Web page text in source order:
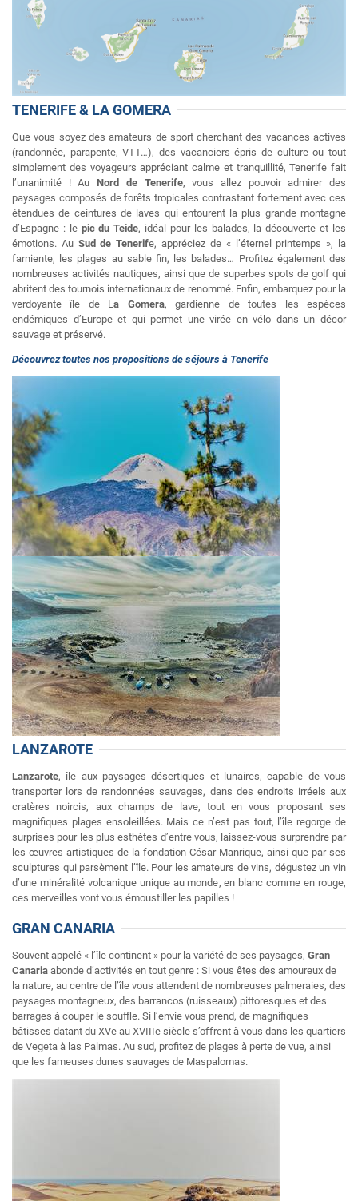
ACCES PRO
TENERIFE & LA GOMERA
Que vous soyez des amateurs de sport cherchant des vacances actives
(randonnée, parapente, VTT…), des vacanciers épris de culture ou tout
simplement des voyageurs appréciant calme et tranquillité, Tenerife fait
l’unanimité ! AuNord de Tenerife, vous allez pouvoir admirer des
paysages composés de forêts tropicales contrastant fortement avec ces
étendues de ceintures de laves qui entourent la plus grande montagne
d’Espagne : lepic du Teide, idéal pour les balades, la découverte et les
émotions. Au Sud de Tenerife, appréciez de « l’éternel printemps », la
farniente, les plages au sable fin, les balades… Profitez également des
nombreuses activités nautiques, ainsi que de superbes spots de golf qui
abritent des tournois internationaux de renommé. Enfin, embarquez pour la
verdoyante île de La Gomera, gardienne de toutes les espèces
endémiques d’Europe et qui permet une virée en vélo dans un décor
sauvage et préservé.
Découvrez toutes nos propositions de séjours à Tenerife
LANZAROTE
Lanzarote, île aux paysages désertiques et lunaires, capable de vous
transporter lors de randonnées sauvages, dans des endroits irréels aux
cratères noircis, aux champs de lave, tout en vous proposant ses
magnifiques plages ensoleillées. Mais ce n’est pas tout, l’île regorge de
surprises pour les plus esthètes d’entre vous, laissez-vous surprendre par
les œuvres artistiques de la fondation César Manrique, ainsi que par ses
sculptures qui parsèment l’île. Pour les amateurs de vins, dégustez un vin
d’une minéralité volcanique unique au monde, en blanc comme en rouge,
ces merveilles vont vous émoustiller les papilles !
GRAN CANARIA
Souvent appelé « l’île continent » pour la variété de ses paysages, Gran
Canaria abonde d’activités en tout genre : Si vous êtes des amoureux de
la nature, au centre de l’île vous attendent de nombreuses palmeraies, des
paysages montagneux, des barrancos (ruisseaux) pittoresques et des
barrages à couper le souffle. Si l’envie vous prend, de magnifiques
bâtisses datant du XVe au XVIIIe siècle s’offrent à vous dans les quartiers
de Vegeta à las Palmas. Au sud, profitez de plages à perte de vue, ainsi
que les fameuses dunes sauvages de Maspalomas.